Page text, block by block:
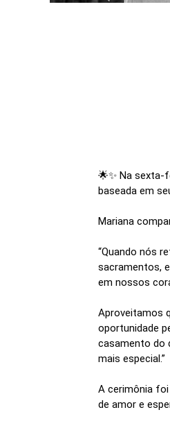
🌟✨ Na sexta-
baseada em
Mariana
“Quando nós
sacramentos,
em nossos
Aproveitamos
oportunidade
casamento do
mais especial.”
A cerimônia
de amor e